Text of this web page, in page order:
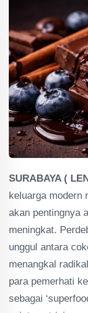
SURABAYA (
keluarga modern
akan pentingnya
meningkat.
unggul antara
menangkal
para pemerhati
sebagai